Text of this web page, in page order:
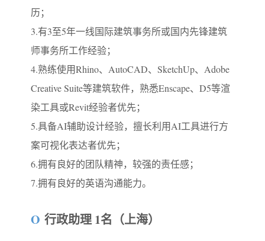
历；
3.有3至5年一线国际建筑事务所或国内先锋建筑
师事务所工作经验；
4.熟练使用Rhino、AutoCAD、SketchUp、Adobe
Creative Suite等建筑软件，熟悉Enscape、D5等渲
染工具或Revit经验者优先；
5.具备AI辅助设计经验，擅长利用AI工具进行方
案可视化表达者优先；
6.拥有良好的团队精神，较强的责任感；
7.拥有良好的英语沟通能力。
O 行政助理 1名（上海）